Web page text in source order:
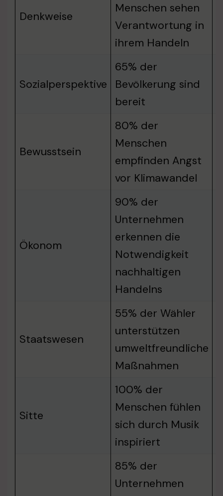
Denkweise
Menschen sehen
Verantwortung in
ihrem Handeln
Sozialperspektive
65% der
Bevölkerung sind
bereit
Bewusstsein
80% der
Menschen
empfinden Angst
vor Klimawandel
Ökonom
90% der
Unternehmen
erkennen die
Notwendigkeit
nachhaltigen
Handelns
Staatswesen
55% der Wähler
unterstützen
umweltfreundliche
Maßnahmen
Sitte
100% der
Menschen fühlen
sich durch Musik
inspiriert
85% der
Unternehmen